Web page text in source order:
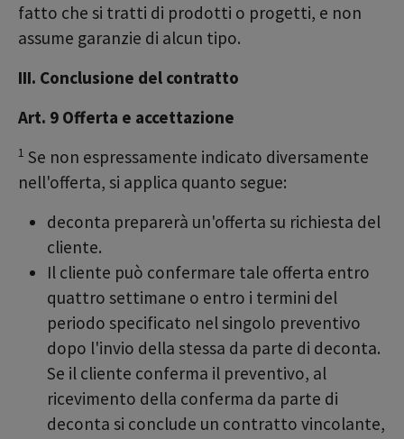
fatto che si tratti di prodotti o progetti, e non
assume garanzie di alcun tipo.
III. Conclusione del contratto
Art. 9 Offerta e accettazione
1 Se non espressamente indicato diversamente
nell'offerta, si applica quanto segue:
deconta preparerà un'offerta su richiesta del
cliente.
Il cliente può confermare tale offerta entro
quattro settimane o entro i termini del
periodo specificato nel singolo preventivo
dopo l'invio della stessa da parte di deconta.
Se il cliente conferma il preventivo, al
ricevimento della conferma da parte di
deconta si conclude un contratto vincolante,